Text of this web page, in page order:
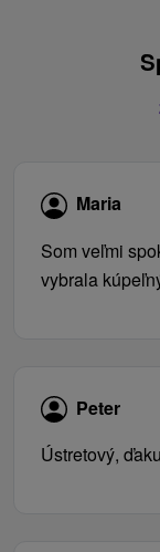
Maria
Som veľmi
vybrala
Peter
Ústretový,